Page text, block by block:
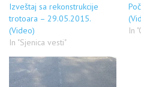
Izveštaj sa rekonstrukcije
trotoara – 29.05.2015.
(Video)
In "Sjenica vesti"
In